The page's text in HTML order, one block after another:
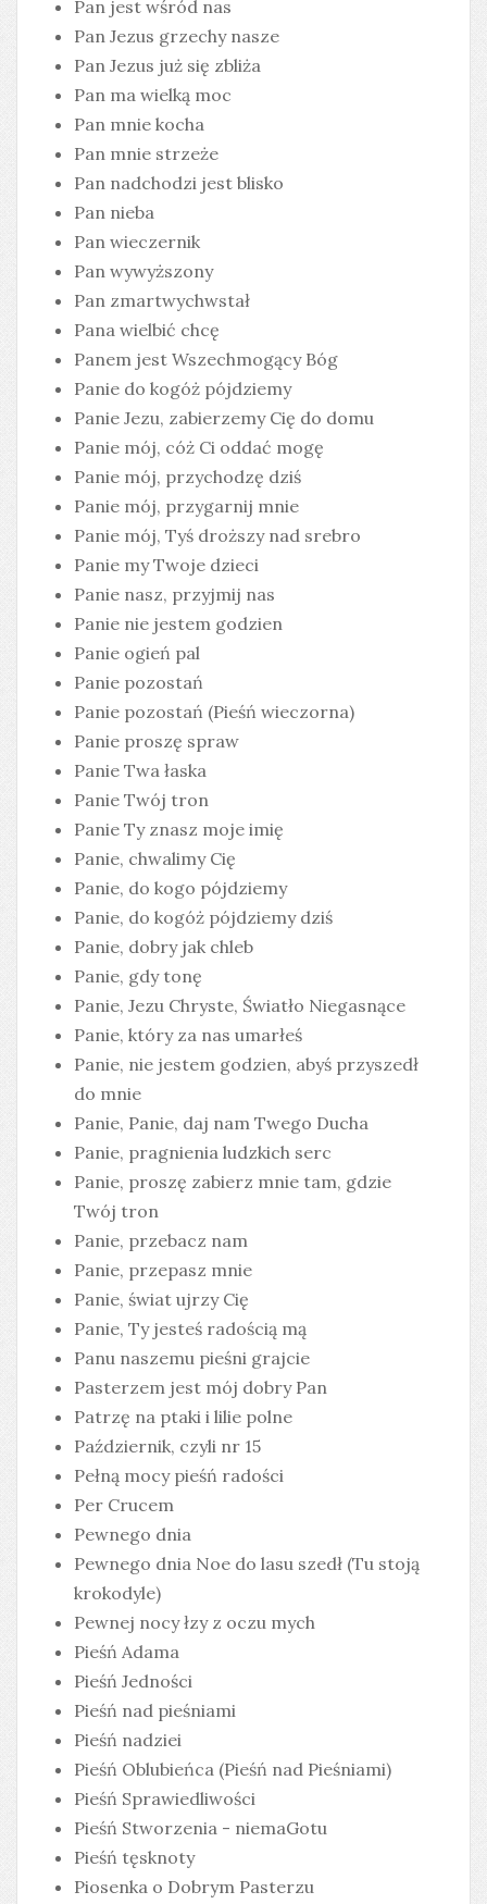
Pan jest wśród nas
Pan Jezus grzechy nasze
Pan Jezus już się zbliża
Pan ma wielką moc
Pan mnie kocha
Pan mnie strzeże
Pan nadchodzi jest blisko
Pan nieba
Pan wieczernik
Pan wywyższony
Pan zmartwychwstał
Pana wielbić chcę
Panem jest Wszechmogący Bóg
Panie do kogóż pójdziemy
Panie Jezu, zabierzemy Cię do domu
Panie mój, cóż Ci oddać mogę
Panie mój, przychodzę dziś
Panie mój, przygarnij mnie
Panie mój, Tyś droższy nad srebro
Panie my Twoje dzieci
Panie nasz, przyjmij nas
Panie nie jestem godzien
Panie ogień pal
Panie pozostań
Panie pozostań (Pieśń wieczorna)
Panie proszę spraw
Panie Twa łaska
Panie Twój tron
Panie Ty znasz moje imię
Panie, chwalimy Cię
Panie, do kogo pójdziemy
Panie, do kogóż pójdziemy dziś
Panie, dobry jak chleb
Panie, gdy tonę
Panie, Jezu Chryste, Światło Niegasnące
Panie, który za nas umarłeś
Panie, nie jestem godzien, abyś przyszedł
do mnie
Panie, Panie, daj nam Twego Ducha
Panie, pragnienia ludzkich serc
Panie, proszę zabierz mnie tam, gdzie
Twój tron
Panie, przebacz nam
Panie, przepasz mnie
Panie, świat ujrzy Cię
Panie, Ty jesteś radością mą
Panu naszemu pieśni grajcie
Pasterzem jest mój dobry Pan
Patrzę na ptaki i lilie polne
Październik, czyli nr 15
Pełną mocy pieśń radości
Per Crucem
Pewnego dnia
Pewnego dnia Noe do lasu szedł (Tu stoją
krokodyle)
Pewnej nocy łzy z oczu mych
Pieśń Adama
Pieśń Jedności
Pieśń nad pieśniami
Pieśń nadziei
Pieśń Oblubieńca (Pieśń nad Pieśniami)
Pieśń Sprawiedliwości
Pieśń Stworzenia - niemaGotu
Pieśń tęsknoty
Piosenka o Dobrym Pasterzu